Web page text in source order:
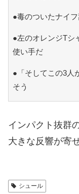
●毒のついたナイフ
●左のオレンジTシ
使い手だ
●「そしてこの3人
そう
インパクト抜群
大きな反響が寄
シュール